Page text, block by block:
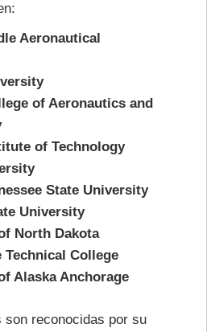
Aeronautical
of Aeronautics and
of Technology
State University
University
North Dakota
Technical College
Alaska Anchorage
reconocidas por su